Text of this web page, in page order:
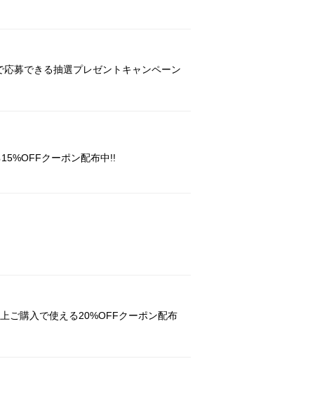
募できる抽選プレゼントキャンペーン
クーポン配布中!!
ご購入で使える20%OFFクーポン配布